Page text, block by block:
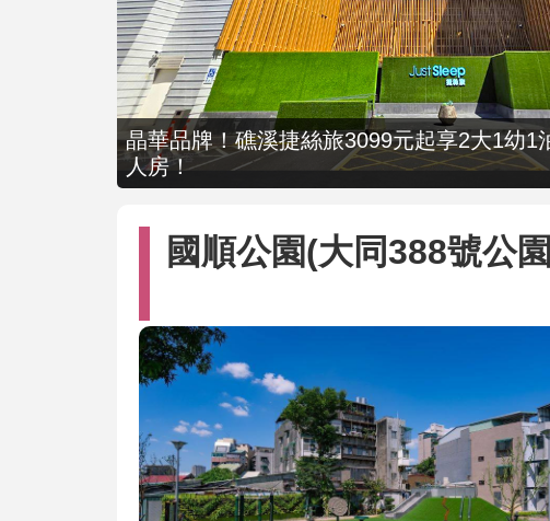
晶華品牌！礁溪捷絲旅3099元起享2大1幼
人房！
國順公園(大同388號公